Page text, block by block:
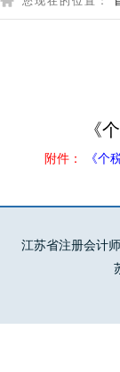
《个税
附件： 《个
江苏省注册会计